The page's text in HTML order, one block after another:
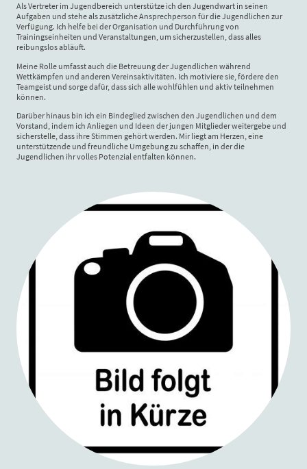
Als Vertreter im Jugendbereich unterstütze ich den Jugendwart in seinen
Aufgaben und stehe als zusätzliche Ansprechperson für die Jugendlichen zur
Verfügung. Ich helfe bei der Organisation und Durchführung von
Trainingseinheiten und Veranstaltungen, um sicherzustellen, dass alles
reibungslos abläuft.
Meine Rolle umfasst auch die Betreuung der Jugendlichen während
Wettkämpfen und anderen Vereinsaktivitäten. Ich motiviere sie, fördere den
Teamgeist und sorge dafür, dass sich alle wohlfühlen und aktiv teilnehmen
können.
Darüber hinaus bin ich ein Bindeglied zwischen den Jugendlichen und dem
Vorstand, indem ich Anliegen und Ideen der jungen Mitglieder weitergebe und
sicherstelle, dass ihre Stimmen gehört werden. Mir liegt am Herzen, eine
unterstützende und freundliche Umgebung zu schaffen, in der die
Jugendlichen ihr volles Potenzial entfalten können.